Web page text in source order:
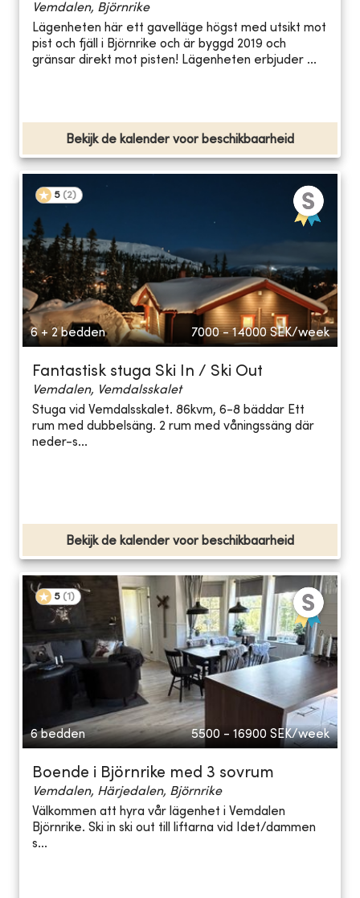
Vemdalen, Björnrike
Lägenheten här ett gavelläge högst med utsikt mot
pist och fjäll i Björnrike och är byggd 2019 och
gränsar direkt mot pisten! Lägenheten erbjuder ...
Bekijk de kalender voor beschikbaarheid
5 (2)
6 + 2 bedden 7000 - 14000 SEK/week
Fantastisk stuga Ski In / Ski Out
Vemdalen, Vemdalsskalet
Stuga vid Vemdalsskalet. 86kvm, 6-8 bäddar Ett
rum med dubbelsäng. 2 rum med våningssäng där
neder-s...
Bekijk de kalender voor beschikbaarheid
5 (1 )
6 bedden 5500 - 16900 SEK/week
Boende i Björnrike med 3 sovrum
Vemdalen, Härjedalen, Björnrike
Välkommen att hyra vår lägenhet i Vemdalen
Björnrike. Ski in ski out till liftarna vid Idet/dammen
s...